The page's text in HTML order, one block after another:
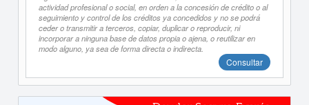
actividad profesional o social, en orden a la concesión de crédito o al
seguimiento y control de los créditos ya concedidos y no se podrá
ceder o transmitir a terceros, copiar, duplicar o reproducir, ni
incorporar a ninguna base de datos propia o ajena, o reutilizar en
modo alguno, ya sea de forma directa o indirecta.
Consultar